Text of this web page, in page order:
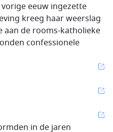
eeuw ingezette
kreeg haar weerslag
aan de rooms-katholieke
confessionele
in de jaren